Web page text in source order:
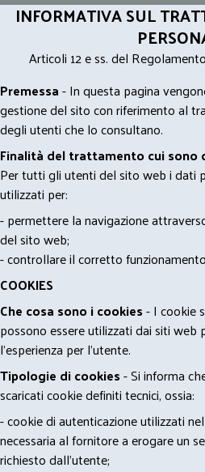
INFORMATIVA SUL
Articoli 12 e ss. del
Premessa- In questa pagina
gestione del sito con riferimento al
degli utenti che lo consultano.
Finalità del trattamento cui
Per tutti gli utenti del sito web i dati
utilizzati per:
- permettere la navigazione
del sito web;
- controllare il corretto
COOKIES
Che cosa sono i cookies- I cookie
possono essere utilizzati dai siti web
l'esperienza per l'utente.
Tipologie di cookies- Si informa
scaricati cookie definiti tecnici, ossia:
- cookie di autenticazione utilizzati
necessaria al fornitore a erogare un
richiesto dall'utente;